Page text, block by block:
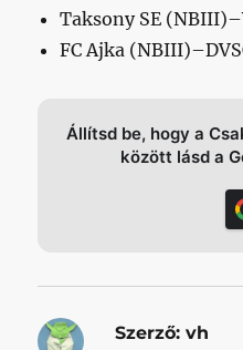
Taksony SE
FC Ajka
Állítsd be, hogy a
között lásd a
Szerző: vh